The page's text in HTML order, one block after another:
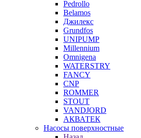
Pedrollo
Belamos
Джилекс
Grundfos
UNIPUMP
Millennium
Omnigena
WATERSTRY
FANCY
CNP
ROMMER
STOUT
VANDJORD
АКВАТЕК
Насосы поверхностные